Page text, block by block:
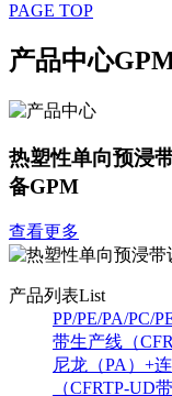
PAGE TOP
产品中心
热塑性单向预浸
备GPM
查看更多
产品列表List
PP/PE/PA/PC/
带生产线（
尼龙（PA）+
（CFRTP-UD带